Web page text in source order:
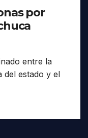
por
entre la
del estado y el